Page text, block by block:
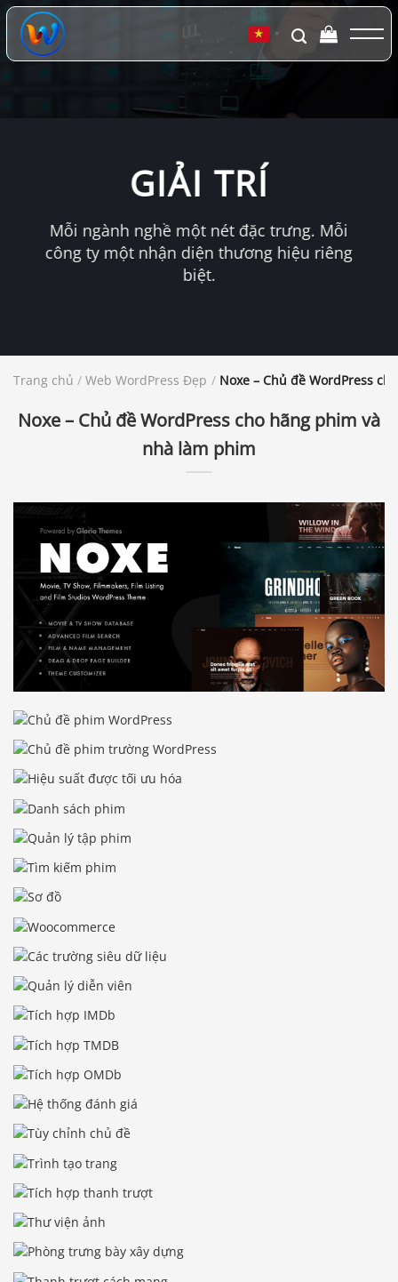
Chuyển
đến
dung
▼
GIẢI TRÍ
Mỗi ngành nghề một nét đặc trưng. Mỗi
công ty một nhận diện thương hiệu riêng
biệt.
Trang chủ / Web WordPress Đẹp / Noxe – Chủ đề WordPress
Noxe – Chủ đề WordPress cho hãng phim và
nhà làm phim